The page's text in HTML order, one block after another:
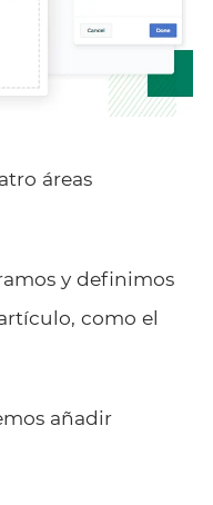
áreas
y definimos
como el
añadir